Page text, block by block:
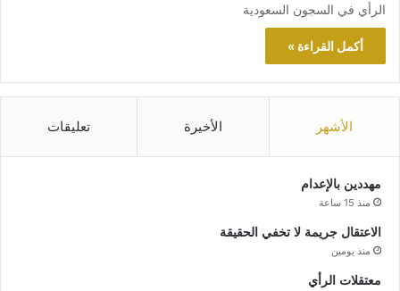
الرأي في السجون السعودية
أكمل القراءة »
الأشهر الأخيرة تعليقات
مهددين بالإعدام
منذ 15 ساعة
الاعتقال جريمة لا تخفي الحقيقة
منذ يومين
معتقلات الرأي